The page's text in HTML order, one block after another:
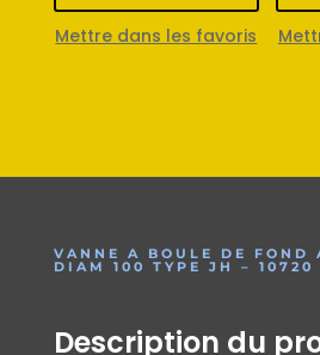
Mettre dans les favoris
VANNE A BOULE DE FOND
DIAM 100 TYPE JH – 10720
Description du